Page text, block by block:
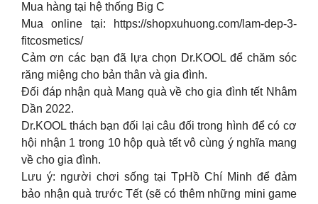
Mua hàng tại hệ thống Big C
Mua online tại: https://shopxuhuong.com/lam-dep-3-
fitcosmetics/
Cảm ơn các bạn đã lựa chọn Dr.KOOL để chăm sóc
răng miệng cho bản thân và gia đình.
Đối đáp nhận quà Mang quà về cho gia đình tết Nhâm
Dần 2022.
Dr.KOOL thách bạn đối lại câu đối trong hình để có cơ
hội nhận 1 trong 10 hộp quà tết vô cùng ý nghĩa mang
về cho gia đình.
Lưu ý: người chơi sống tại TpHồ Chí Minh để đảm
bảo nhận quà trước Tết (sẽ có thêm những mini game